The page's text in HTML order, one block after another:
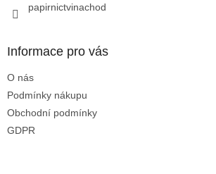
papirnictvinachod
Informace pro vás
O nás
Podmínky nákupu
Obchodní podmínky
GDPR